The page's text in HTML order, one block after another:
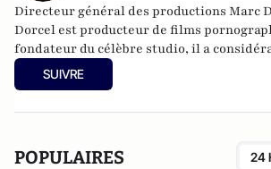
Directeur général des productions Marc
Dorcel est producteur de films
fondateur du célèbre studio, il a
développé l'entreprise autour d'internet
dérivés.
SUIVRE
POPULAIRES 24